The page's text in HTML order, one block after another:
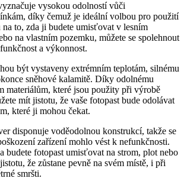
vysokou odolností vůči
díky čemuž je ideální volbou pro použití
to, zda ji budete umisťovat v lesním
na vlastním pozemku, můžete se spolehnout
a výkonnost.
být vystaveny extrémním teplotám, silnému
sněhové kalamitě. Díky odolnému
materiálům, které jsou použity při výrobě
mít jistotu, že vaše fotopast bude odolávat
které ji mohou čekat.
disponuje voděodolnou konstrukcí, takže se
zařízení mohlo vést k nefunkčnosti.
budete fotopast umisťovat na strom, plot nebo
že zůstane pevně na svém místě, i při
smršti.